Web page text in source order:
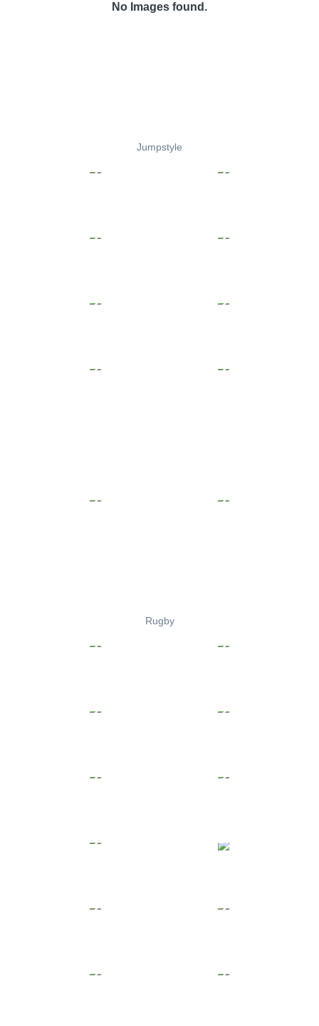
No Images found.
Jumpstyle
Rugby